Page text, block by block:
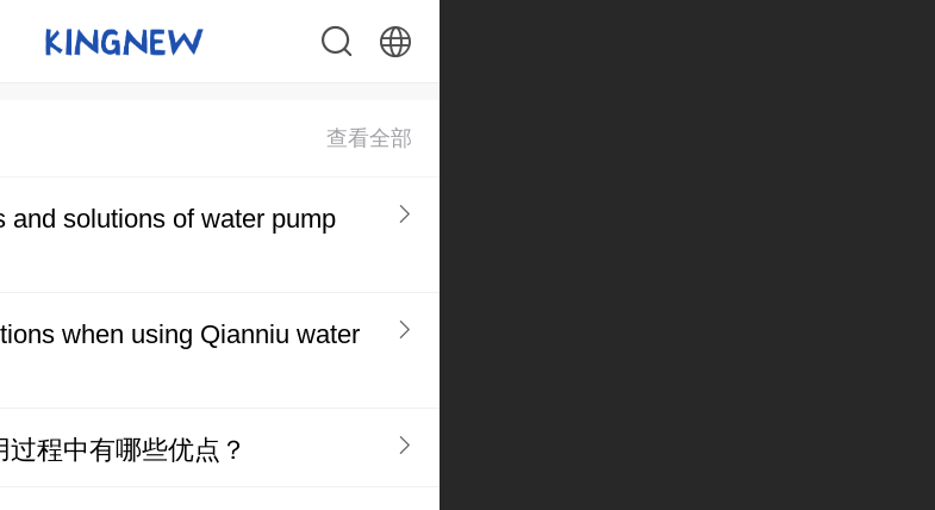
and solutions of water pump
when using Qianniu water
过程中有哪些优点？